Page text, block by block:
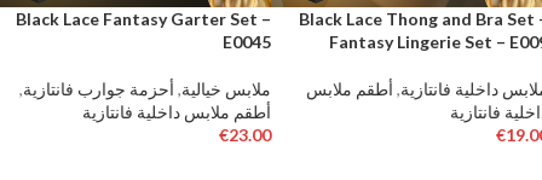
Black Lace Thong and Bra Set
Fantasy Lingerie Set –
داخلية فانتازية, أطقم ملابس
فانتازية
€
Black Lace Fantasy Garter Set –
E0045
ملابس خيالية, أحزمة جوارب فانتازية,
أطقم ملابس داخلية فانتازية
€23.00